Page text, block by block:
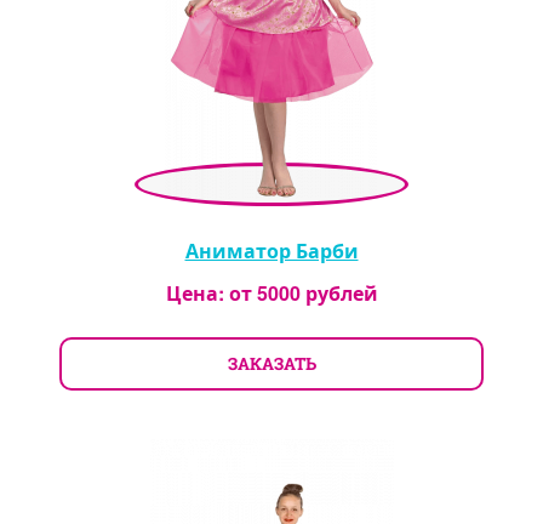
Аниматор Барби
Цена: от5000рублей
ЗАКАЗАТЬ